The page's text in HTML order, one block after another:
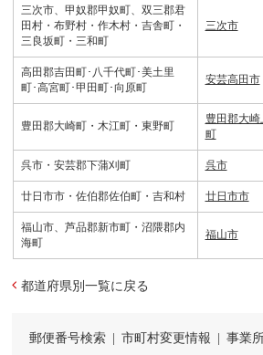
三次市、甲奴郡甲奴町、双三郡君
田村・布野村・作木村・吉舎町・
三良坂町・三和町
三次市
高田郡吉田町･八千代町･美土里
町･高宮町･甲田町･向原町
安芸高田市
豊田郡大崎町・木江町・東野町
豊田郡大崎
町
呉市・安芸郡下蒲刈町 呉市
廿日市市・佐伯郡佐伯町・吉和村 廿日市市
福山市、芦品郡新市町・沼隈郡内
海町
福山市
都道府県別一覧に戻る
郵便番号検索 | 市町村変更情報 | 事業